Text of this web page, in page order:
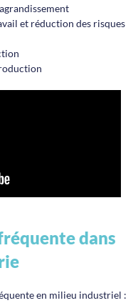
et réduction des risques
dans
en milieu industriel :